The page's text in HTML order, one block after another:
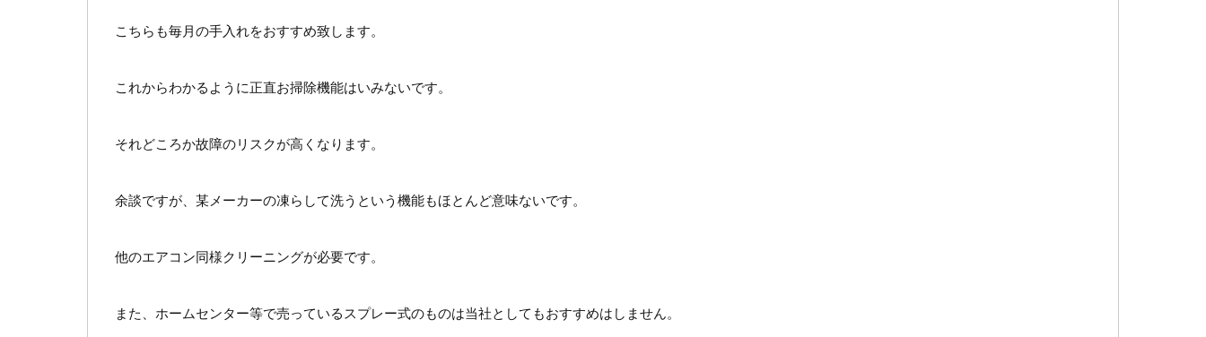
こちらも毎月の手入れをおすすめ致します。
これからわかるように正直お掃除機能はいみないです。
それどころか故障のリスクが高くなります。
余談ですが、某メーカーの凍らして洗うという機能もほとんど意味ないです。
他のエアコン同様クリーニングが必要です。
また、ホームセンター等で売っているスプレー式のものは当社としてもおすすめはしません。